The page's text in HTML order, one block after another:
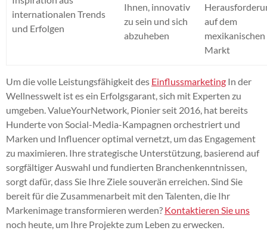
internationalen Trends
und Erfolgen
Ihnen, innovativ
zu sein und sich
abzuheben
auf dem
mexikanischen
Markt
Um die volle Leistungsfähigkeit des Einflussmarketing In der
Wellnesswelt ist es ein Erfolgsgarant, sich mit Experten zu
umgeben. ValueYourNetwork, Pionier seit 2016, hat bereits
Hunderte von Social-Media-Kampagnen orchestriert und
Marken und Influencer optimal vernetzt, um das Engagement
zu maximieren. Ihre strategische Unterstützung, basierend auf
sorgfältiger Auswahl und fundierten Branchenkenntnissen,
sorgt dafür, dass Sie Ihre Ziele souverän erreichen. Sind Sie
bereit für die Zusammenarbeit mit den Talenten, die Ihr
Markenimage transformieren werden? Kontaktieren Sie uns
noch heute, um Ihre Projekte zum Leben zu erwecken.